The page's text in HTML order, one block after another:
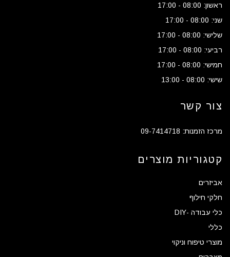
ראשון: 08:00 - 17:00
שני: 08:00 - 17:00
שלישי: 08:00 - 17:00
רביעי: 08:00 - 17:00
חמישי: 08:00 - 17:00
שישי: 08:00 - 13:00
צור קשר
מרכז הזמנות: 09-7414718
קטגוריות מוצרים
אביזרים
חלקי חילוף
כלי עבודה -DIY
כללי
מוצרי טיפוח וניקוי